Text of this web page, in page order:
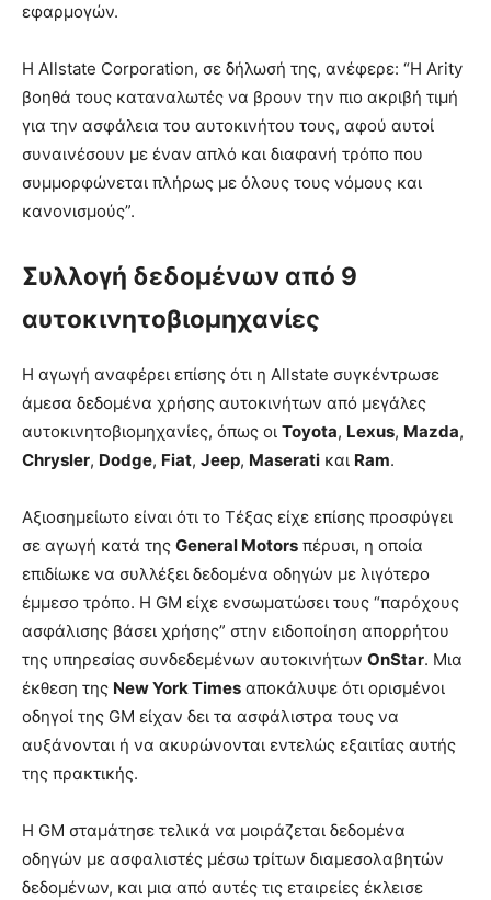
εφαρμογών.
Η Allstate Corporation, σε δήλωσή της, ανέφερε: “Η Arity
βοηθά τους καταναλωτές να βρουν την πιο ακριβή τιμή
για την ασφάλεια του αυτοκινήτου τους, αφού αυτοί
συναινέσουν με έναν απλό και διαφανή τρόπο που
συμμορφώνεται πλήρως με όλους τους νόμους και
κανονισμούς”.
Συλλογή δεδομένων από 9
αυτοκινητοβιομηχανίες
Η αγωγή αναφέρει επίσης ότι η Allstate συγκέντρωσε
άμεσα δεδομένα χρήσης αυτοκινήτων από μεγάλες
αυτοκινητοβιομηχανίες, όπως οι Toyota, Lexus, Mazda,
Chrysler, Dodge, Fiat, Jeep, Maserati και Ram.
Αξιοσημείωτο είναι ότι το Τέξας είχε επίσης προσφύγει
σε αγωγή κατά της General Motors πέρυσι, η οποία
επιδίωκε να συλλέξει δεδομένα οδηγών με λιγότερο
έμμεσο τρόπο. Η GM είχε ενσωματώσει τους “παρόχους
ασφάλισης βάσει χρήσης” στην ειδοποίηση απορρήτου
της υπηρεσίας συνδεδεμένων αυτοκινήτων OnStar. Μια
έκθεση της New York Times αποκάλυψε ότι ορισμένοι
οδηγοί της GM είχαν δει τα ασφάλιστρα τους να
αυξάνονται ή να ακυρώνονται εντελώς εξαιτίας αυτής
της πρακτικής.
Η GM σταμάτησε τελικά να μοιράζεται δεδομένα
οδηγών με ασφαλιστές μέσω τρίτων διαμεσολαβητών
δεδομένων, και μια από αυτές τις εταιρείες έκλεισε